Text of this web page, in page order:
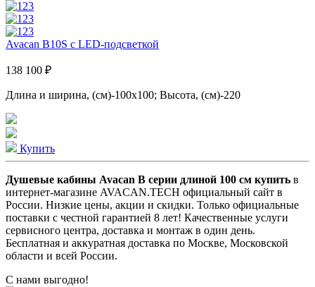
Avacan B10S с LED-подсветкой
138 100 ₽
Длина и ширина, (см)-100x100; Высота, (см)-220
Купить
Душевые кабины Avacan B серии длиной 100 см купить в
интернет-магазине AVACAN.TECH официальный сайт в
России. Низкие цены, акции и скидки. Только официальные
поставки c честной гарантией 8 лет! Качественные услуги
сервисного центра, доставка и монтаж в один день.
Бесплатная и аккуратная доставка по Москве, Московской
области и всей России.
С нами выгодно!